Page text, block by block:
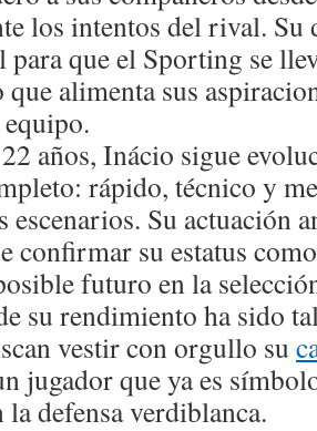
los intentos del rival. Su
para que el Sporting se
que alimenta sus
años, Inácio sigue
rápido, técnico y
escenarios. Su actuación
confirmar su estatus
futuro en la
su rendimiento ha sido
vestir con orgullo su
jugador que ya es
defensa verdiblanca.